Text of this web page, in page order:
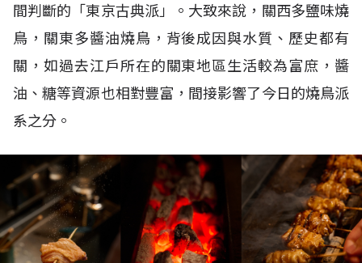
間判斷的「東京古典派」。大致來說，關西多鹽味燒
鳥，關東多醬油燒鳥，背後成因與水質、歷史都有
關，如過去江戶所在的關東地區生活較為富庶，醬
油、糖等資源也相對豐富，間接影響了今日的燒鳥派
系之分。